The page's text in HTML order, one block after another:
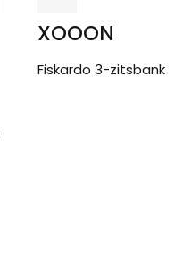
XOOON
Fiskardo 3-zitsbank